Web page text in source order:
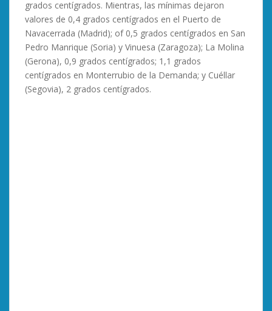
grados centígrados. Mientras, las mínimas dejaron
valores de 0,4 grados centígrados en el Puerto de
Navacerrada (Madrid); of 0,5 grados centígrados en San
Pedro Manrique (Soria) y Vinuesa (Zaragoza); La Molina
(Gerona), 0,9 grados centígrados; 1,1 grados
centígrados en Monterrubio de la Demanda; y Cuéllar
(Segovia), 2 grados centígrados.